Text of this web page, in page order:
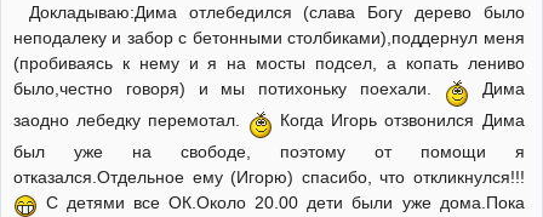
Докладываю:Дима отлебедился (слава Богу дерево было
неподалеку и забор с бетонными столбиками),поддернул меня
(пробиваясь к нему и я на мосты подсел, а копать лениво
было,честно говоря) и мы потихоньку поехали.
Дима
заодно лебедку перемотал.
Когда Игорь отзвонился Дима
был уже на свободе, поэтому от помощи я
отказался.Отдельное ему (Игорю) спасибо, что откликнулся!!!
С детями все ОК.Около 20.00 дети были уже дома.Пока